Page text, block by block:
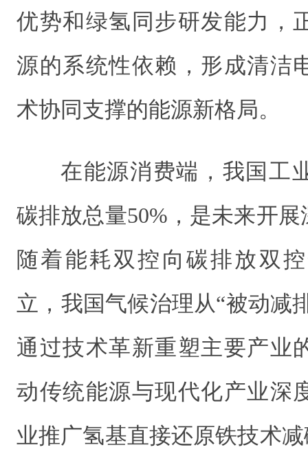
优势和绿氢同步研发能力，
源的系统性依赖，形成清洁
术协同支撑的能源新格局。
在能源消费端，我国工
碳排放总量50%，是未来开
随着能耗双控向碳排放双
立，我国气候治理从“被动减
通过技术革新重塑主要产业
动传统能源与现代化产业深
业推广氢基直接还原铁技术